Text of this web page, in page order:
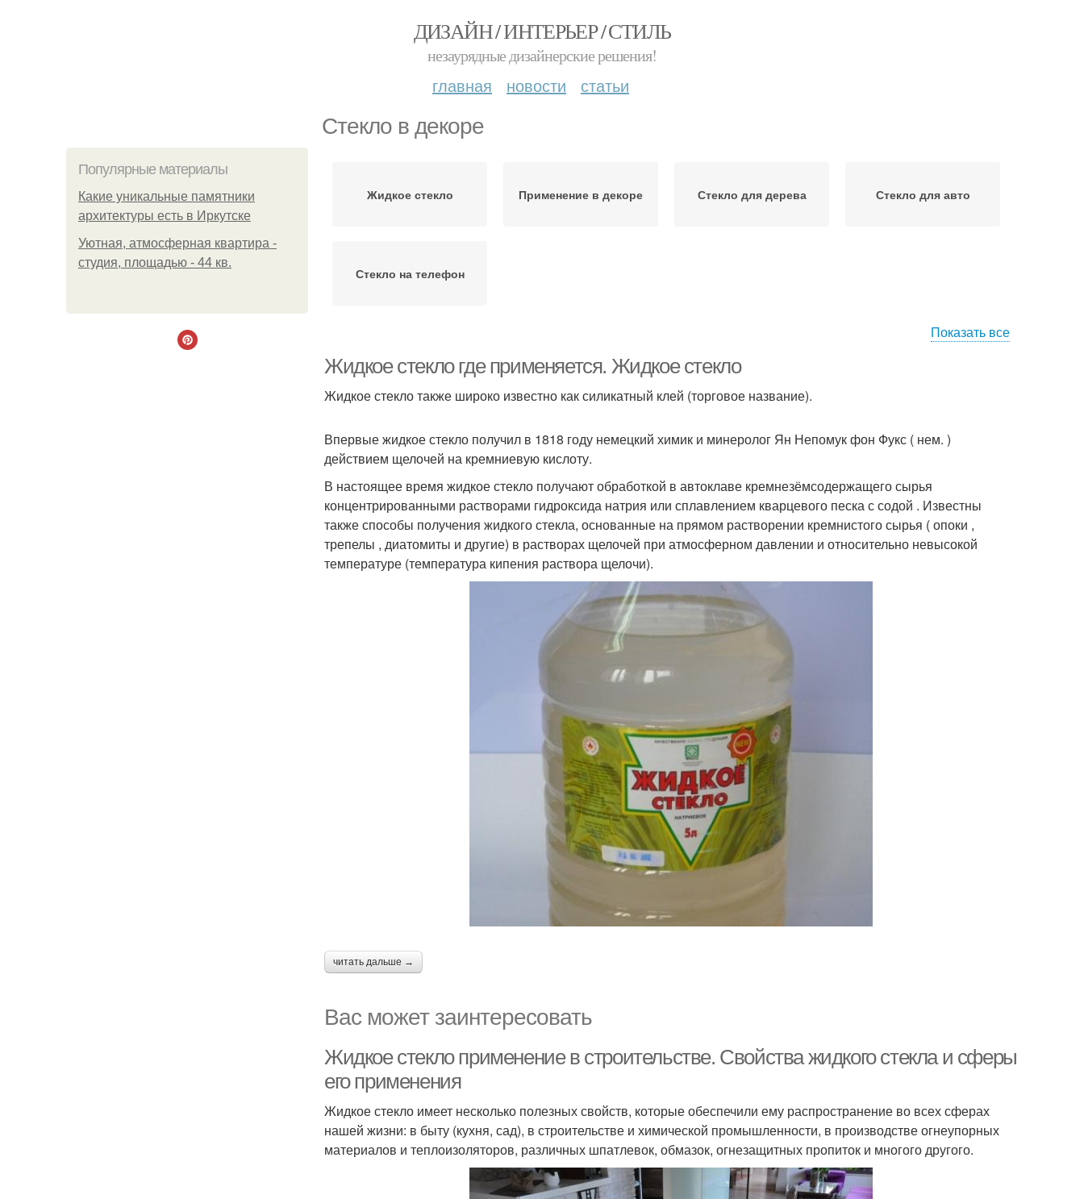
ДИЗАЙН / ИНТЕРЬЕР / СТИЛЬ
незаурядные дизайнерские решения!
главная новости статьи
Стекло в декоре
Популярные материалы
Какие уникальные памятники
архитектуры есть в Иркутске
Уютная, атмосферная квартира -
студия, площадью - 44 кв.
Жидкое стекло Применение в декоре Стекло для дерева Стекло для авто
Стекло на телефон
Показать все
Жидкое стекло где применяется. Жидкое стекло
Жидкое стекло также широко известно как силикатный клей (торговое название).
Впервые жидкое стекло получил в 1818 году немецкий химик и минеролог Ян Непомук фон Фукс ( нем. )
действием щелочей на кремниевую кислоту.
В настоящее время жидкое стекло получают обработкой в автоклаве кремнезёмсодержащего сырья
концентрированными растворами гидроксида натрия или сплавлением кварцевого песка с содой . Известны
также способы получения жидкого стекла, основанные на прямом растворении кремнистого сырья ( опоки ,
трепелы , диатомиты и другие) в растворах щелочей при атмосферном давлении и относительно невысокой
температуре (температура кипения раствора щелочи).
читать дальше →
Вас может заинтересовать
Жидкое стекло применение в строительстве. Свойства жидкого стекла и сферы
его применения
Жидкое стекло имеет несколько полезных свойств, которые обеспечили ему распространение во всех сферах
нашей жизни: в быту (кухня, сад), в строительстве и химической промышленности, в производстве огнеупорных
материалов и теплоизоляторов, различных шпатлевок, обмазок, огнезащитных пропиток и многого другого.